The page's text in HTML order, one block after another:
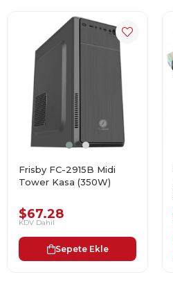
Frisby FC-2915B Midi
Tower Kasa (350W)
$67.28
KDV Dahil
Sepete Ekle